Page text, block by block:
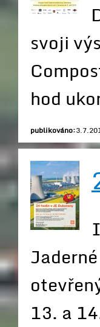
svoji
hod
publikováno:
13. a